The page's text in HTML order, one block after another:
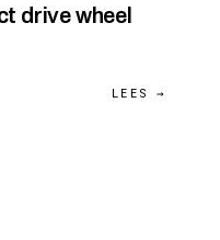
drive wheel
LEES →